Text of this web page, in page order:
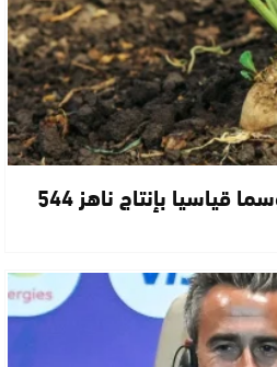
شمندر دكالة يسجل موسما قياسيا بإنتاج ناهز 544